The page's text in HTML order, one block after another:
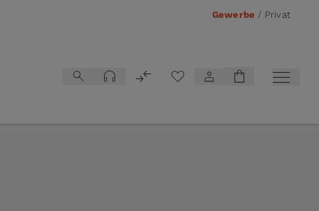
Gewerbe / Privat